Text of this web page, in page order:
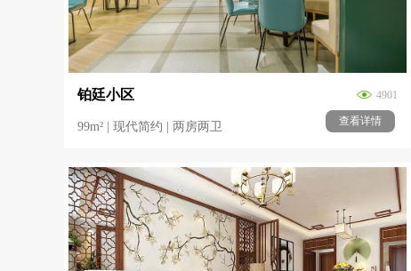
铂廷小区 4901
99m² | 现代简约 | 两房两卫 查看详情